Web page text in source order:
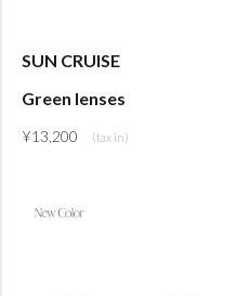
SUN CRUISE
Green lenses
¥13,200